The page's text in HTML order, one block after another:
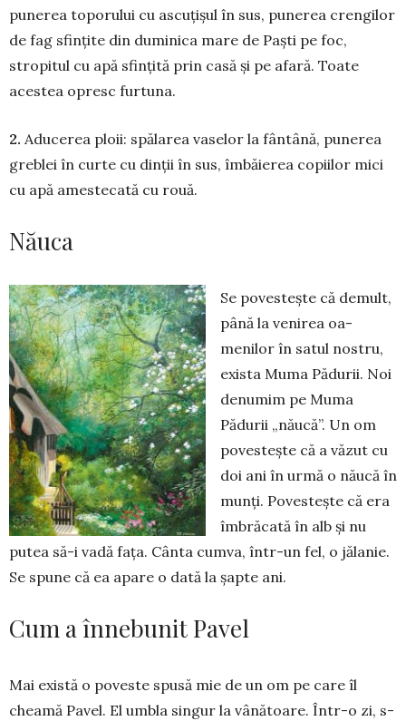
punerea toporului cu as­cuțișul în sus, pune­rea crengilor
de fag sfin­țite din duminica mare de Paști pe foc,
stropitul cu apă sfințită prin casă și pe afară. Toate
acestea opresc furtuna.
2. Aducerea ploii: spă­larea vaselor la fân­tâ­nă, pu­nerea
greblei în curte cu dinții în sus, îm­băierea copiilor mici
cu apă ames­tecată cu rouă.
Năuca
Se povestește că de­mult,
până la ve­nirea oa­
menilor în satul nostru,
exis­­ta Muma Pădurii. Noi
denumim pe Muma
Pădu­rii „nă­ucă”. Un om
po­ves­tește că a văzut cu
doi ani în urmă o năucă în
munți. Povestește că era
îm­brăcată în alb și nu
putea să-i vadă fața. Cânta cumva, într-un fel, o jăla­nie.
Se spu­ne că ea apare o dată la șap­te ani.
Cum a înnebunit Pavel
Mai există o po­veste spusă mie de un om pe care îl
chea­mă Pa­vel. El um­bla singur la vâ­nă­toare. Într-o zi, s-